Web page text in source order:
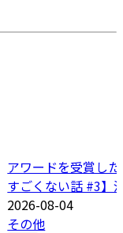
アワードを受賞し
すごくない話 #3】
2026-08-04
その他